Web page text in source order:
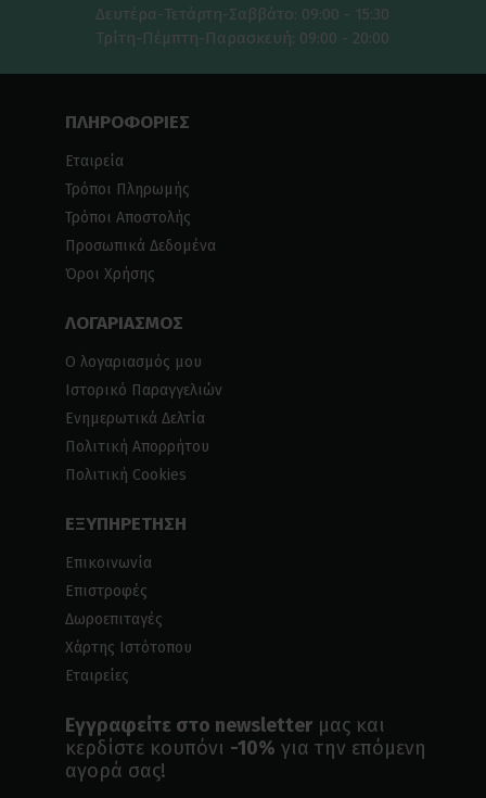
Δευτέρα-Τετάρτη-Σαββάτο: 09:00 - 15:30
Τρίτη-Πέμπτη-Παρασκευή: 09:00 - 20:00
ΠΛΗΡΟΦΟΡΙΕΣ
Εταιρεία
Τρόποι Πληρωμής
Τρόποι Αποστολής
Προσωπικά Δεδομένα
Όροι Χρήσης
ΛΟΓΑΡΙΑΣΜΟΣ
Ο λογαριασμός μου
Ιστορικό Παραγγελιών
Ενημερωτικά Δελτία
Πολιτική Απορρήτου
Πολιτική Cookies
ΕΞΥΠΗΡΕΤΗΣΗ
Επικοινωνία
Επιστροφές
Δωροεπιταγές
Χάρτης Ιστότοπου
Εταιρείες
Εγγραφείτε στο newsletter μας και
κερδίστε κουπόνι -10% για την επόμενη
αγορά σας!